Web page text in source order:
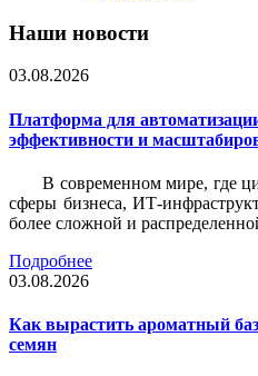
Наши новости
03.08.2026
Платформа для
эффективности и
В современном мире, где
сферы бизнеса, ИТ-
более сложной и
Подробнее
03.08.2026
Как вырастить ароматный
семян